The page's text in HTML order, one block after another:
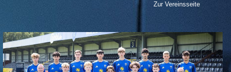
Zur Vereinsseite